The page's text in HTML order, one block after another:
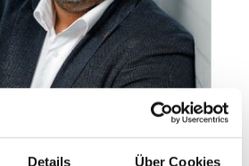
Details Über Cookies